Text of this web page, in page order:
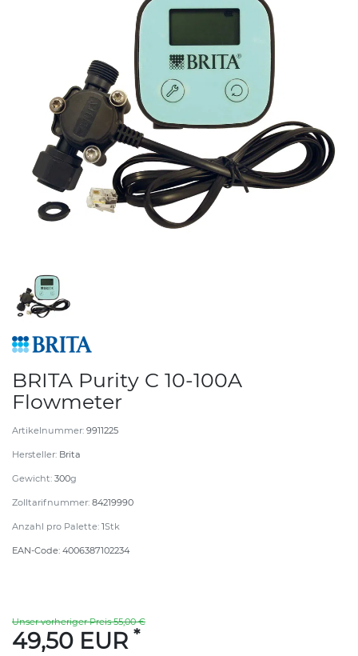
BRITA Purity C 10-100A
Flowmeter
Artikelnummer: 9911225
Hersteller: Brita
Gewicht: 300g
Zolltarifnummer: 84219990
Anzahl pro Palette: 1Stk
EAN-Code: 4006387102234
Unser vorheriger Preis 55,00 €
49,50 EUR *